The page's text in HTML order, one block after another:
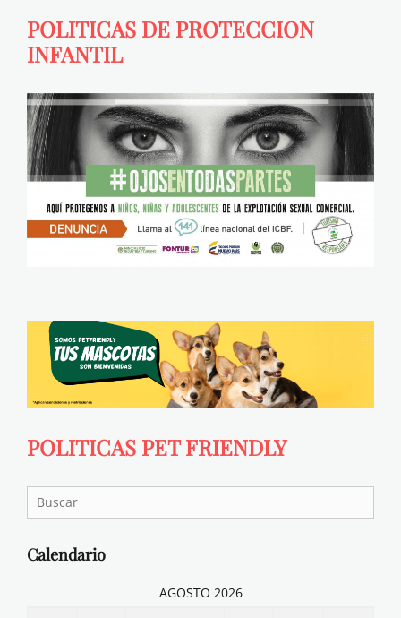
POLITICAS DE PROTECCION
INFANTIL
POLITICAS PET FRIENDLY
Search
for:
Calendario
AGOSTO 2026